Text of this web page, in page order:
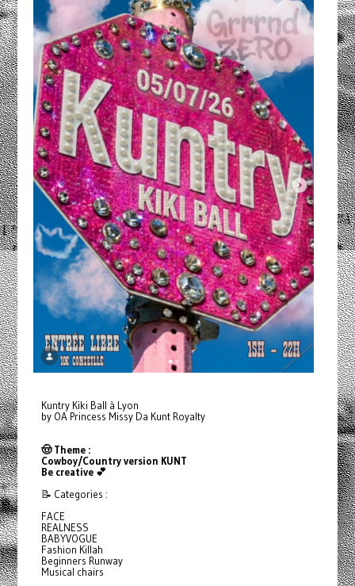
Kuntry Kiki Ball à Lyon
by OA Princess Missy Da Kunt Royalty
🤠 Theme :
Cowboy/Country version KUNT
Be creative 💕
📝 Categories :
FACE
REALNESS
BABYVOGUE
Fashion Killah
Beginners Runway
Musical chairs